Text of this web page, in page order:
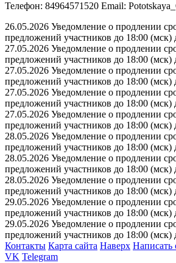
Телефон: 84964571520 Email:
26.05.2026 Уведомление о продлении
предложений участников до 18:00 (мск)
27.05.2026 Уведомление о продлении
предложений участников до 18:00 (мск)
27.05.2026 Уведомление о продлении
предложений участников до 18:00 (мск)
27.05.2026 Уведомление о продлении
предложений участников до 18:00 (мск)
27.05.2026 Уведомление о продлении
предложений участников до 18:00 (мск)
28.05.2026 Уведомление о продлении
предложений участников до 18:00 (мск)
28.05.2026 Уведомление о продлении
предложений участников до 18:00 (мск)
28.05.2026 Уведомление о продлении
предложений участников до 18:00 (мск)
29.05.2026 Уведомление о продлении
предложений участников до 18:00 (мск)
29.05.2026 Уведомление о продлении
предложений участников до 18:00 (мск)
Контакты Карта сайта Наверх Написать
VK Telegram